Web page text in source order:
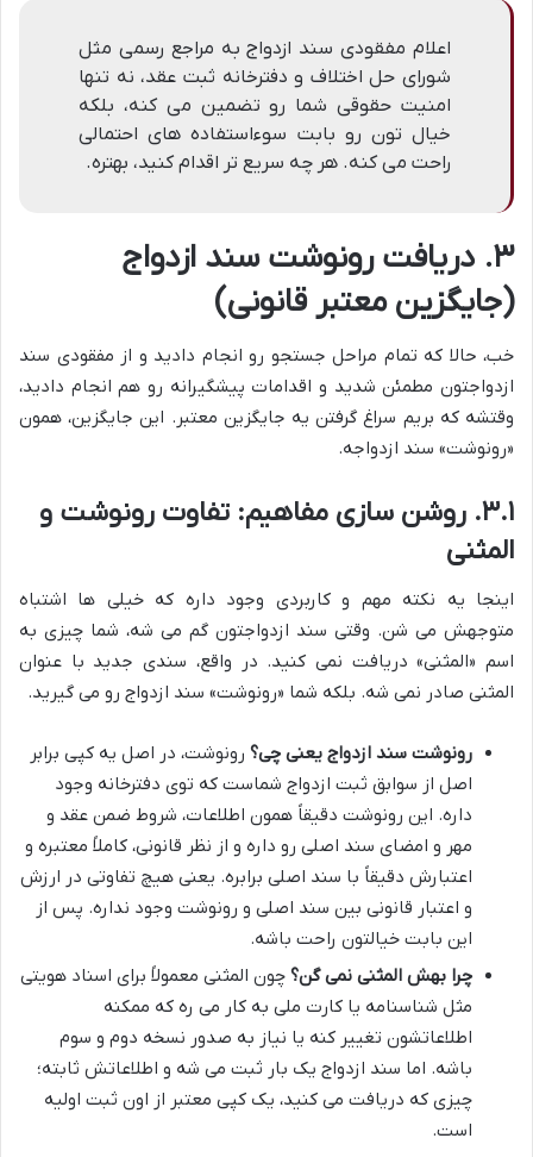
اعلام مفقودی سند ازدواج به مراجع رسمی مثل
شورای حل اختلاف و دفترخانه ثبت عقد، نه تنها
امنیت حقوقی شما رو تضمین می کنه، بلکه
خیال تون رو بابت سوءاستفاده های احتمالی
راحت می کنه. هر چه سریع تر اقدام کنید، بهتره.
۳. دریافت رونوشت سند ازدواج
(جایگزین معتبر قانونی)
خب، حالا که تمام مراحل جستجو رو انجام دادید و از مفقودی سند
ازدواجتون مطمئن شدید و اقدامات پیشگیرانه رو هم انجام دادید،
وقتشه که بریم سراغ گرفتن یه جایگزین معتبر. این جایگزین، همون
«رونوشت» سند ازدواجه.
۳.۱. روشن سازی مفاهیم: تفاوت رونوشت و
المثنی
اینجا یه نکته مهم و کاربردی وجود داره که خیلی ها اشتباه
متوجهش می شن. وقتی سند ازدواجتون گم می شه، شما چیزی به
اسم «المثنی» دریافت نمی کنید. در واقع، سندی جدید با عنوان
المثنی صادر نمی شه. بلکه شما «رونوشت» سند ازدواج رو می گیرید.
رونوشت سند ازدواج یعنی چی؟ رونوشت، در اصل یه کپی برابر
اصل از سوابق ثبت ازدواج شماست که توی دفترخانه وجود
داره. این رونوشت دقیقاً همون اطلاعات، شروط ضمن عقد و
مهر و امضای سند اصلی رو داره و از نظر قانونی، کاملاً معتبره و
اعتبارش دقیقاً با سند اصلی برابره. یعنی هیچ تفاوتی در ارزش
و اعتبار قانونی بین سند اصلی و رونوشت وجود نداره. پس از
این بابت خیالتون راحت باشه.
چرا بهش المثنی نمی گن؟ چون المثنی معمولاً برای اسناد هویتی
مثل شناسنامه یا کارت ملی به کار می ره که ممکنه
اطلاعاتشون تغییر کنه یا نیاز به صدور نسخه دوم و سوم
باشه. اما سند ازدواج یک بار ثبت می شه و اطلاعاتش ثابته؛
چیزی که دریافت می کنید، یک کپی معتبر از اون ثبت اولیه
است.